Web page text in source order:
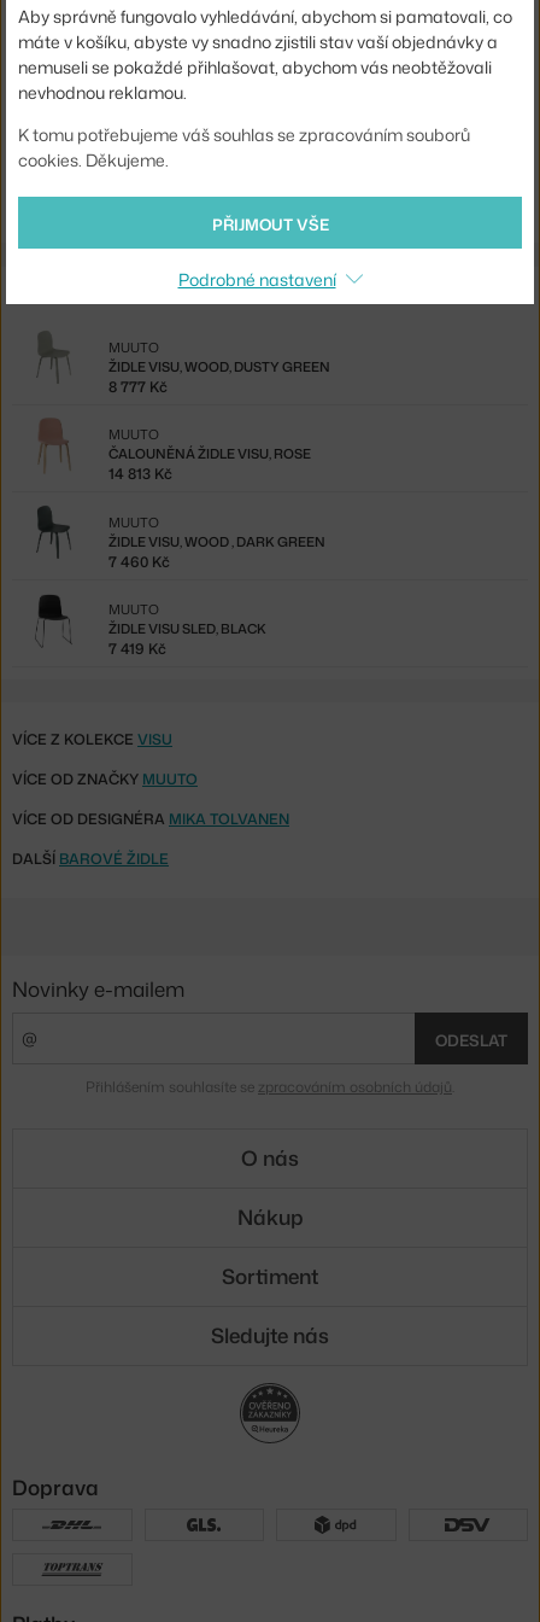
Podnož:
dřevo
Kód produktu
MUU-VICOUN01011
Ste zo Slovenska? Prejdite na
Shopping from the EU? Switch toVisu Counter Stool, black
Ze stejné kolekce
ŽIDLE VISU, WOOD, DUSTY GREEN
MUUTO
8 777 Kč
ČALOUNĚNÁ ŽIDLE VISU, ROSE
MUUTO
14 813 Kč
ŽIDLE VISU, WOOD , DARK GREEN
MUUTO
7 460 Kč
ŽIDLE VISU SLED, BLACK
MUUTO
7 419 Kč
VÍCE Z KOLEKCE VISU
VÍCE OD ZNAČKY MUUTO
VÍCE OD DESIGNÉRA MIKA TOLVANEN
DALŠÍ BAROVÉ ŽIDLE
Aby správně fungovalo vyhledávání, abychom si pamatovali, co
máte v košíku, abyste vy snadno zjistili stav vaší objednávky a
nemuseli se pokaždé přihlašovat, abychom vás neobtěžovali
nevhodnou reklamou.
K tomu potřebujeme váš souhlas se zpracováním souborů
cookies. Děkujeme.
PŘIJMOUT VŠE
Podrobné nastavení
Novinky e-mailem
ODESLAT
Přihlášením souhlasíte se zpracováním osobních údajů
O nás
Nákup
Sortiment
Sledujte nás
Doprava